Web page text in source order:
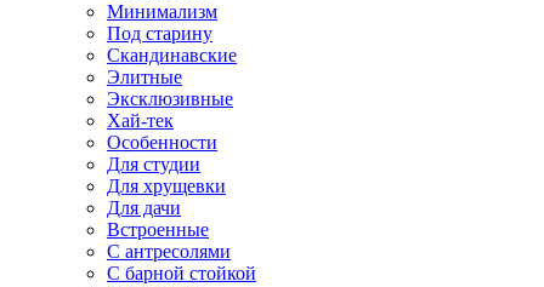
Минимализм
Под старину
Скандинавские
Элитные
Эксклюзивные
Хай-тек
Особенности
Для студии
Для хрущевки
Для дачи
Встроенные
С антресолями
С барной стойкой